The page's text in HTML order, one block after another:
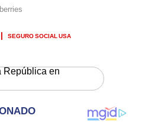
SEGURO SOCIAL USA
República en